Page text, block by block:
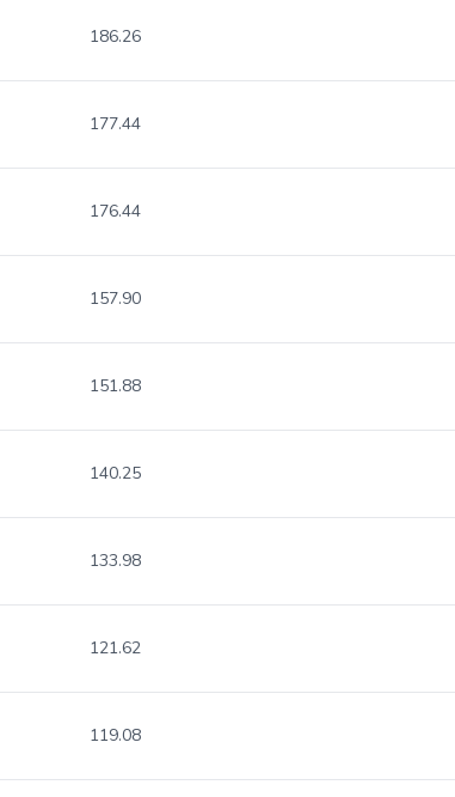
186.26
177.44
176.44
157.90
151.88
140.25
133.98
121.62
119.08